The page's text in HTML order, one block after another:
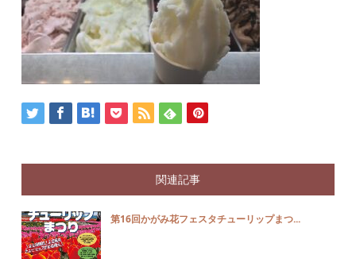
関連記事
第16回かがみ花フェスタチューリップまつ...